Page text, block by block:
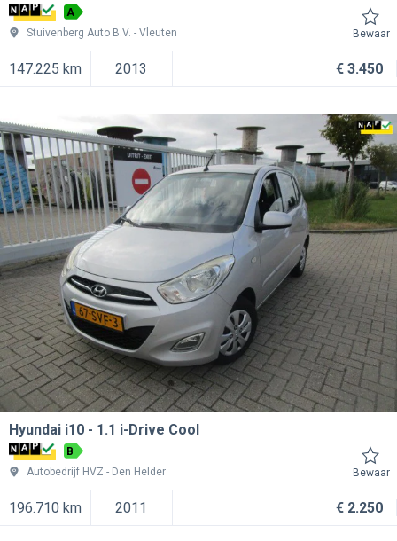
A
Stuivenberg Auto B.V.
Vleuten Bewaar
147.225 km 2013 € 3.450
Hyundai i10 1.1 i-Drive Cool
B
Autobedrijf HVZ
Den Helder Bewaar
196.710 km 2011 € 2.250